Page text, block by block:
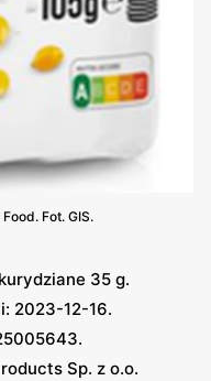
Fot. GIS.
35 g.
2023-12-16.
Sp. z o.o.